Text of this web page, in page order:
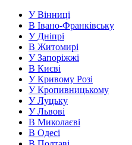
У Вінниці
В Івано-Франківську
У Дніпрі
В Житомирі
У Запоріжжі
В Києві
У Кривому Розі
У Кропивницькому
У Луцьку
У Львові
В Миколаєві
В Одесі